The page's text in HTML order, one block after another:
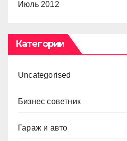
Июль 2012
Категории
Uncategorised
Бизнес советник
Гараж и авто